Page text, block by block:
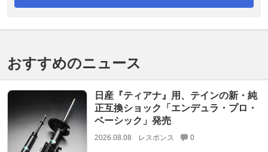
おすすめのニュース
日産『ティアナ』用、テインの新・純
正互換ショック「エンデュラ・プロ・
ベーシック」発売
2026.08.08 レスポンス 0